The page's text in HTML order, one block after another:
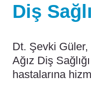
Diş
Dt. Şevki Güler,
Ağız Diş
hastalarına